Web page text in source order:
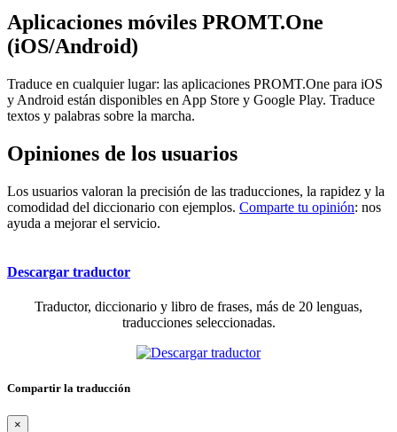
Aplicaciones móviles PROMT.One
(iOS/Android)
Traduce en cualquier lugar: las aplicaciones PROMT.One para iOS
y Android están disponibles en App Store y Google Play. Traduce
textos y palabras sobre la marcha.
Opiniones de los usuarios
Los usuarios valoran la precisión de las traducciones, la rapidez y la
comodidad del diccionario con ejemplos. Comparte tu opinión: nos
ayuda a mejorar el servicio.
Descargar traductor
Traductor, diccionario y libro de frases, más de 20 lenguas,
traducciones seleccionadas.
Compartir la traducción
×